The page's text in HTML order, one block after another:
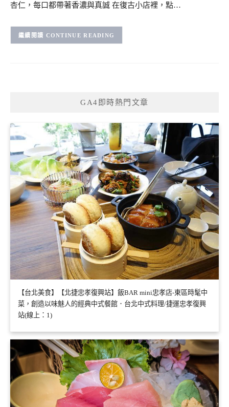
杏仁，每口都帶著香濃與真誠 在復古小店裡，點…
CONTINUE READING
GA4即時熱門文章
【台北美食】【北捷忠孝復興站】飯BAR mini忠孝店-東區時髦中
菜，創造以味魅人的經典中式餐館．台北中式料理/捷運忠孝復興
站(線上：1)